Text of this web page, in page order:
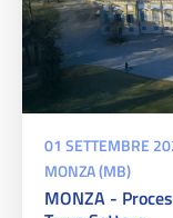
01 SETTEMBRE
MONZA (MB)
MONZA -